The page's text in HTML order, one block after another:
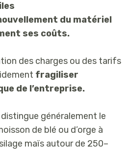
du matériel
ses coûts.
des charges ou des tarifs
fragiliser
de l’entreprise.
généralement le
de blé ou d’orge à
maïs autour de 250–